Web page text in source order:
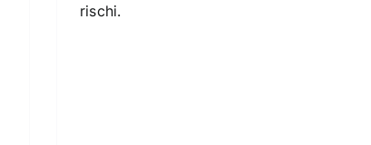
rischi.